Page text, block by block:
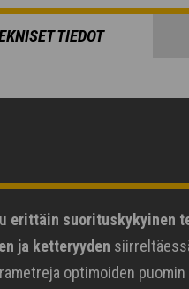
TIEDOT
erittäin suorituskykyinen
ja ketteryyden
optimoiden